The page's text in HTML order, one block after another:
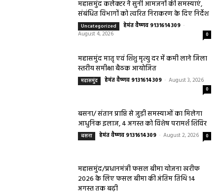
महासमुंद कलेक्टर ने सुनी आमजनों की समस्याएं,
संबंधित विभागों को त्वरित निराकरण के दिए निर्देश
Uncategorized हेमंत वैष्णव 9131614309 -
August 4, 2026
0
महासमुंद मातृ एवं शिशु मृत्यु दर में कमी लाने जिला
स्तरीय समीक्षा बैठक आयोजित
महासमुंद हेमंत वैष्णव 9131614309 - August 3, 2026
0
बसना/ संतान प्राप्ति से जुड़ी समस्याओं का मिलेगा
आधुनिक इलाज, 4 अगस्त को विशेष परामर्श शिविर
बसना हेमंत वैष्णव 9131614309 - August 2, 2026 0
महासमुंद/प्रधानमंत्री फसल बीमा योजना खरीफ
2026 के लिए फसल बीमा की अंतिम तिथि 14
अगस्त तक बढ़ी